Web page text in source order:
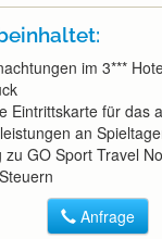
im 3***
Eintrittskarte für das
an
zu GO Sport Travel
Anfrage